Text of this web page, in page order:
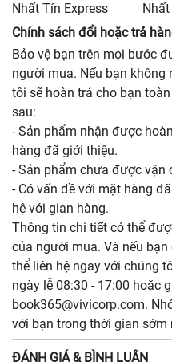
Nhất Tín Express
Chính sách đổi hoặc trả
Bảo vệ bạn trên mọi bước
người mua. Nếu bạn không
tôi sẽ hoàn trả cho bạn
sau:
- Sản phẩm nhận được
hàng đã giới thiệu.
- Sản phẩm chưa được vận
- Có vấn đề với mặt hàng
hệ với gian hàng.
Thông tin chi tiết có thể
của người mua. Và nếu
thể liên hệ ngay với chúng
ngày lễ 08:30 - 17:00 hoặc
book365@vivicorp.com.
với bạn trong thời gian sớm
ĐÁNH GIÁ & BÌNH LUẬN